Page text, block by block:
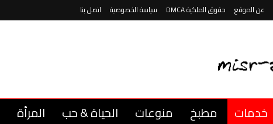
عن الموقع حقوق الملكية DMCA سياسة الخصوصية اتصل بنا
خدمات مطبخ منوعات الحياة & حب المرأة